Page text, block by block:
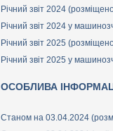
Річний звіт 2024
Річний звіт 2024 у
Річний звіт 2025
Річний звіт 2025 у
ОСОБЛИВА
Станом на 03.04.2024